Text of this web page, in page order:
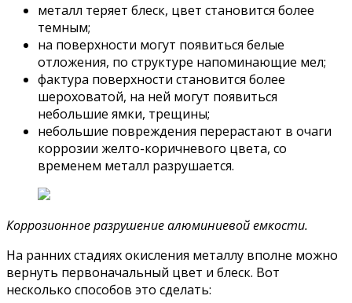
металл теряет блеск, цвет становится более
темным;
на поверхности могут появиться белые
отложения, по структуре напоминающие мел;
фактура поверхности становится более
шероховатой, на ней могут появиться
небольшие ямки, трещины;
небольшие повреждения перерастают в очаги
коррозии желто-коричневого цвета, со
временем металл разрушается.
Коррозионное разрушение алюминиевой емкости.
На ранних стадиях окисления металлу вполне можно
вернуть первоначальный цвет и блеск. Вот
несколько способов это сделать: